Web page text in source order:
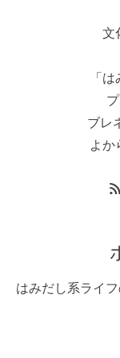
文
「
ブレ
よか
はみだし系ライ